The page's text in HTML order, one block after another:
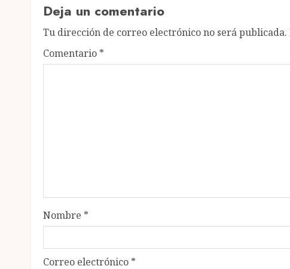
Deja un comentario
Tu dirección de correo electrónico no será publicada.
Comentario *
Nombre *
Correo electrónico *